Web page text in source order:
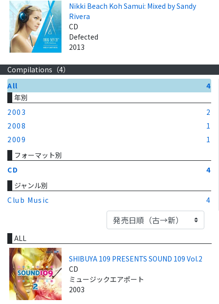
Nikki Beach Koh Samui: Mixed by Sandy
Rivera
CD
Defected
2013
Compilations（4）
All
4
年別
2003
2
2008
1
2009
1
フォーマット別
CD
4
ジャンル別
Club Music
4
ALL
SHIBUYA 109 PRESENTS SOUND 109 Vol.2
CD
ミュージックエアポート
2003